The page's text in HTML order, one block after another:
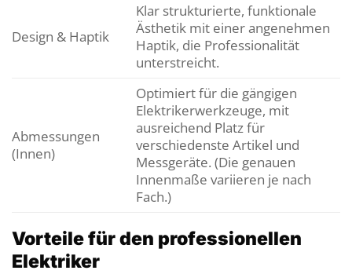
Design & Haptik
Klar strukturierte, funktionale
Ästhetik mit einer angenehmen
Haptik, die Professionalität
unterstreicht.
Abmessungen
(Innen)
Optimiert für die gängigen
Elektrikerwerkzeuge, mit
ausreichend Platz für
verschiedenste Artikel und
Messgeräte. (Die genauen
Innenmaße variieren je nach
Fach.)
Vorteile für den professionellen
Elektriker